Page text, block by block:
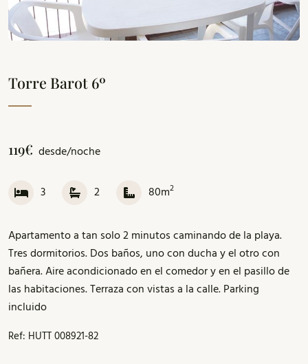
Torre Barot 6º
3 2 80m2
Apartamento a tan solo 2 minutos caminando de la playa.
Tres dormitorios. Dos baños, uno con ducha y el otro con
bañera. Aire acondicionado en el comedor y en el pasillo de
las habitaciones. Terraza con vistas a la calle. Parking
incluido
Ref: HUTT 008921-82
119€ desde/noche